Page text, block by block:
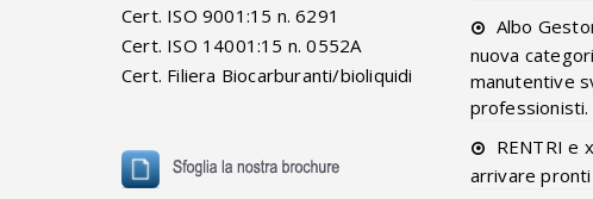
Cert. ISO 9001:15 n. 6291
Cert. ISO 14001:15 n. 0552A
Cert. Filiera Biocarburanti/bioliquidi
Albo
nuova
manutentive
professionisti.
RENTRI e
arrivare